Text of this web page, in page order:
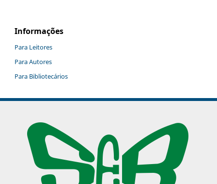
Informações
Para Leitores
Para Autores
Para Bibliotecários